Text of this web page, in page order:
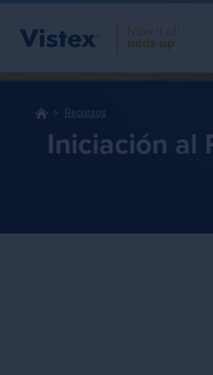
Recursos
Iniciación al